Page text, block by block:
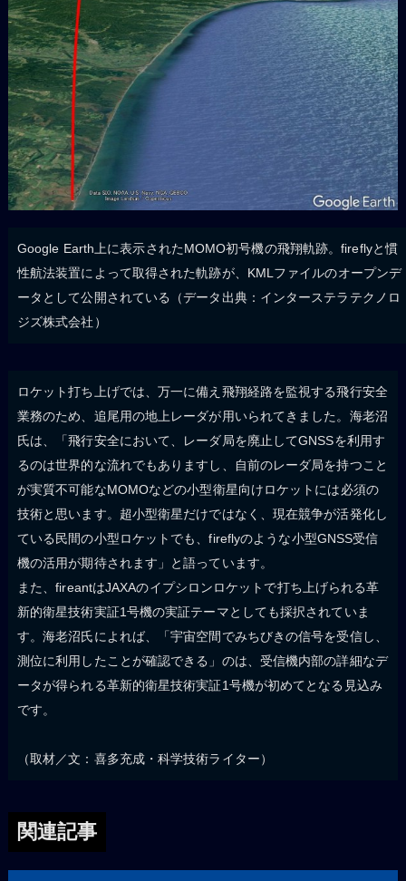
Google Earth上に表示されたMOMO初号機の飛翔軌跡。fireflyと慣
性航法装置によって取得された軌跡が、KMLファイルのオープンデ
ータとして公開されている（データ出典：インターステラテクノロ
ジズ株式会社）
ロケット打ち上げでは、万一に備え飛翔経路を監視する飛行安全
業務のため、追尾用の地上レーダが用いられてきました。海老沼
氏は、「飛行安全において、レーダ局を廃止してGNSSを利用す
るのは世界的な流れでもありますし、自前のレーダ局を持つこと
が実質不可能なMOMOなどの小型衛星向けロケットには必須の
技術と思います。超小型衛星だけではなく、現在競争が活発化し
ている民間の小型ロケットでも、fireflyのような小型GNSS受信
機の活用が期待されます」と語っています。
また、fireantはJAXAのイプシロンロケットで打ち上げられる革
新的衛星技術実証1号機の実証テーマとしても採択されていま
す。海老沼氏によれば、「宇宙空間でみちびきの信号を受信し、
測位に利用したことが確認できる」のは、受信機内部の詳細なデ
ータが得られる革新的衛星技術実証1号機が初めてとなる見込み
です。
（取材／文：喜多充成・科学技術ライター）
関連記事